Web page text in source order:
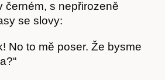
Kontakt
černém, s nepřirozeně
se slovy:
No to mě poser. Že bysme